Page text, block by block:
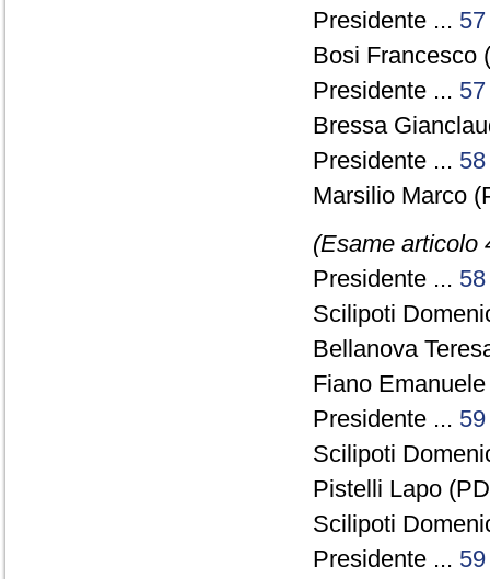
Presidente ... 57
Bosi Francesco
Presidente ... 57
Bressa
Presidente ... 58
Marsilio Marco
(Esame articolo
Presidente ... 58
Scilipoti
Bellanova
Fiano
Presidente ... 59
Scilipoti
Pistelli Lapo
Scilipoti
Presidente ... 59